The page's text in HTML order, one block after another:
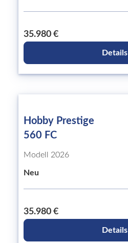
35.980 €
Details
Hobby Prestige
560 FC
Modell 2026
Neu
35.980 €
Details